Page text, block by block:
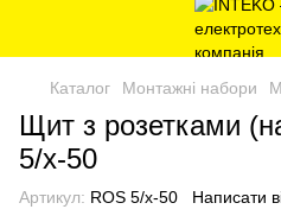
Каталог Монтажні набори
Щит з розетками
5/x-50
Артикул: ROS 5/x-50 Написати